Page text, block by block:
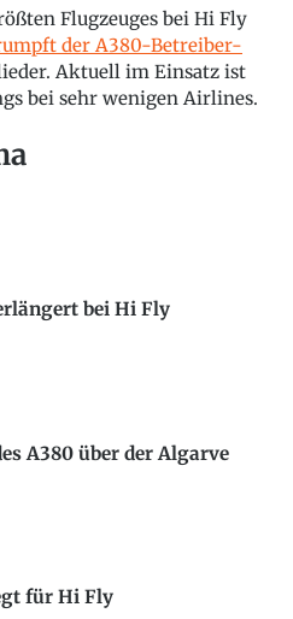
Flugzeuges bei Hi Fly
der A380-Betreiber-
Aktuell im Einsatz ist
bei sehr wenigen Airlines.
bei Hi Fly
A380 über der Algarve
für Hi Fly